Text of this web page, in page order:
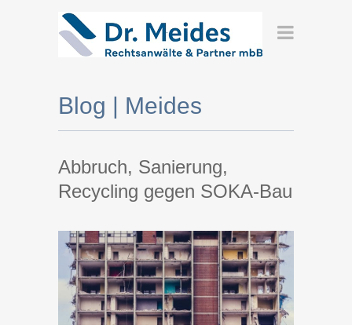
Blog | Meides
Abbruch, Sanierung,
Recycling gegen SOKA-Bau